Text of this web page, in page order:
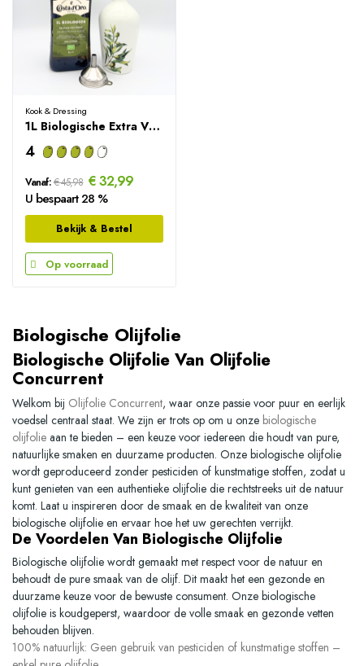
Biologische Olijfolie
Biologische Olijfolie Van Olijfolie
Concurrent
Welkom bij Olijfolie Concurrent, waar onze passie voor puur en eerlijk
voedsel centraal staat. We zijn er trots op om u onze biologische
olijfolie aan te bieden – een keuze voor iedereen die houdt van pure,
natuurlijke smaken en duurzame producten. Onze biologische olijfolie
wordt geproduceerd zonder pesticiden of kunstmatige stoffen, zodat u
kunt genieten van een authentieke olijfolie die rechtstreeks uit de natuur
komt. Laat u inspireren door de smaak en de kwaliteit van onze
biologische olijfolie en ervaar hoe het uw gerechten verrijkt.
De Voordelen Van Biologische Olijfolie
Biologische olijfolie wordt gemaakt met respect voor de natuur en
behoudt de pure smaak van de olijf. Dit maakt het een gezonde en
duurzame keuze voor de bewuste consument. Onze biologische
olijfolie is koudgeperst, waardoor de volle smaak en gezonde vetten
behouden blijven.
100% natuurlijk: Geen gebruik van pesticiden of kunstmatige stoffen –
Kook & Dressing
1L Biologische Extra Vierge Olijfolie +...
4
Vanaf: € 45,98 € 32,99
U bespaart 28 %
Bekijk & Bestel
Op voorraad